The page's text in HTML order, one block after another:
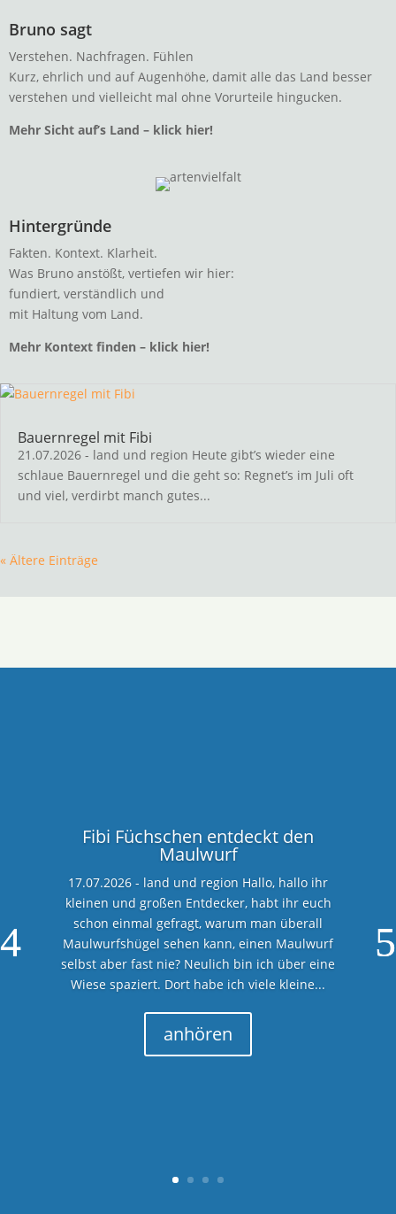
Bruno sagt
Verstehen. Nachfragen. Fühlen
Kurz, ehrlich und auf Augenhöhe, damit alle das Land besser
verstehen und vielleicht mal ohne Vorurteile hingucken.
Mehr Sicht auf’s Land – klick hier!
Hintergründe
Fakten. Kontext. Klarheit.
Was Bruno anstößt, vertiefen wir hier:
fundiert, verständlich und
mit Haltung vom Land.
Mehr Kontext finden – klick hier!
Bauernregel mit Fibi
21.07.2026 - land und region Heute gibt’s wieder eine
schlaue Bauernregel und die geht so: Regnet’s im Juli oft
und viel, verdirbt manch gutes...
« Ältere Einträge
Fibi Füchschen entdeckt den
Maulwurf
17.07.2026 - land und region Hallo, hallo ihr
kleinen und großen Entdecker, habt ihr euch
schon einmal gefragt, warum man überall
Maulwurfshügel sehen kann, einen Maulwurf
selbst aber fast nie? Neulich bin ich über eine
Wiese spaziert. Dort habe ich viele kleine...
anhören